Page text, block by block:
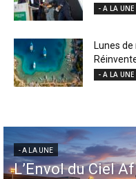
- A LA UNE
Lunes de
- A LA UNE
- A LA UNE
Aéroports US :